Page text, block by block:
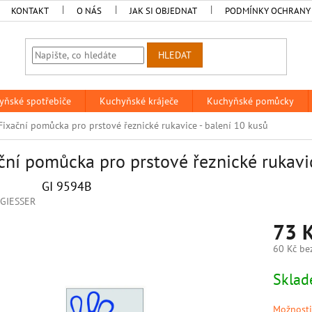
KONTAKT O NÁS JAK SI OBJEDNAT PODMÍNKY OCHRANY
HLEDAT
spotřebiče Kuchyňské kráječe Kuchyňské pomůcky
pomůcka pro prstové řeznické rukavice - balení 10 kusů
pomůcka pro prstové řeznické
GI 9594B
GIESSER
73
60 Kč
cena: